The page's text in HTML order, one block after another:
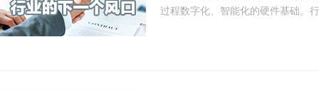
过程数字化、智能化的硬件基础。